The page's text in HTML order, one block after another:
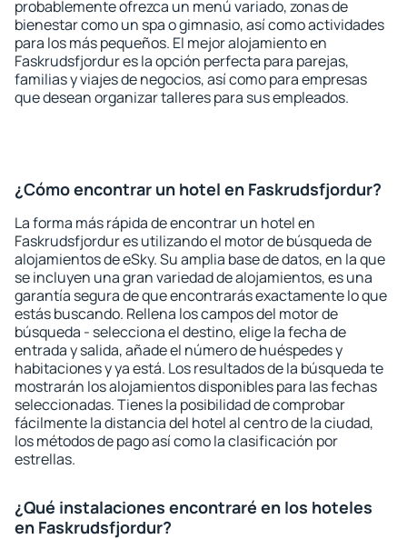
probablemente ofrezca un menú variado, zonas de
bienestar como un spa o gimnasio, así como actividades
para los más pequeños. El mejor alojamiento en
Faskrudsfjordur es la opción perfecta para parejas,
familias y viajes de negocios, así como para empresas
que desean organizar talleres para sus empleados.
¿Cómo encontrar un hotel en Faskrudsfjordur?
La forma más rápida de encontrar un hotel en
Faskrudsfjordur es utilizando el motor de búsqueda de
alojamientos de eSky. Su amplia base de datos, en la que
se incluyen una gran variedad de alojamientos, es una
garantía segura de que encontrarás exactamente lo que
estás buscando. Rellena los campos del motor de
búsqueda - selecciona el destino, elige la fecha de
entrada y salida, añade el número de huéspedes y
habitaciones y ya está. Los resultados de la búsqueda te
mostrarán los alojamientos disponibles para las fechas
seleccionadas. Tienes la posibilidad de comprobar
fácilmente la distancia del hotel al centro de la ciudad,
los métodos de pago así como la clasificación por
estrellas.
¿Qué instalaciones encontraré en los hoteles
en Faskrudsfjordur?